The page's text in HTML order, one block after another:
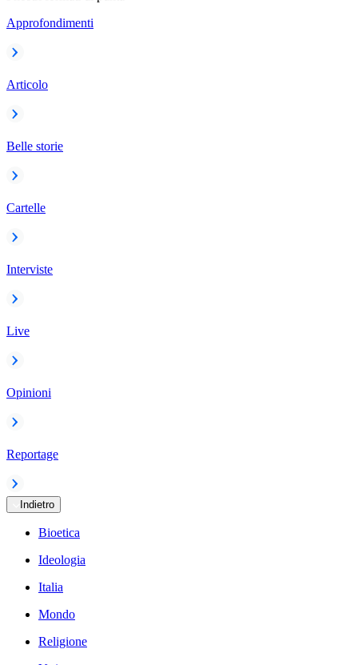
Approfondimenti
Articolo
Belle storie
Cartelle
Interviste
Live
Opinioni
Reportage
Indietro
Bioetica
Ideologia
Italia
Mondo
Religione